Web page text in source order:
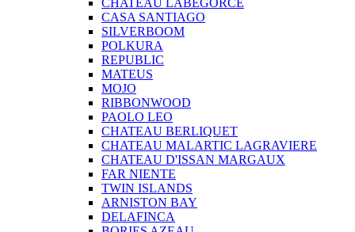
CHATEAU LABEGORCE
CASA SANTIAGO
SILVERBOOM
POLKURA
REPUBLIC
MATEUS
MOJO
RIBBONWOOD
PAOLO LEO
CHATEAU BERLIQUET
CHATEAU MALARTIC LAGRAVIERE
CHATEAU D'ISSAN MARGAUX
FAR NIENTE
TWIN ISLANDS
ARNISTON BAY
DELAFINCA